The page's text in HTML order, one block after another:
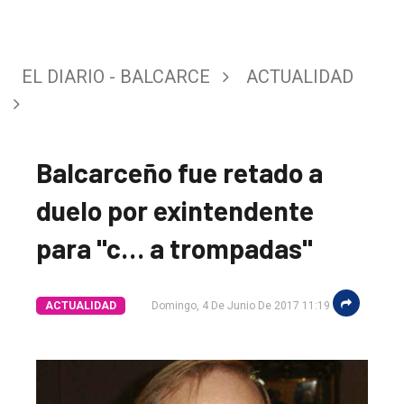
EL DIARIO - BALCARCE ACTUALIDAD
Balcarceño fue retado a
duelo por exintendente
para "c… a trompadas"
ACTUALIDAD Domingo, 4 De Junio De 2017 11:19